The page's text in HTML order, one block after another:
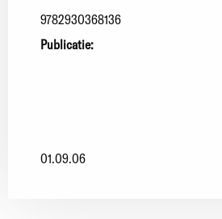
9782930368136
Publicatie:
01.09.06